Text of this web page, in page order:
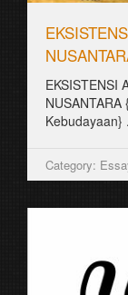
EKSISTENSI
Kebudayaan}
Category: